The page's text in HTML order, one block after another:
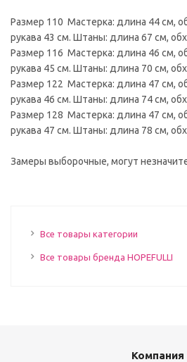
Размер 110 Мастерка: длина 44 см,
рукава 43 см. Штаны: длина 67 см,
Размер 116 Мастерка: длина 46 см,
рукава 45 см. Штаны: длина 70 см,
Размер 122 Мастерка: длина 47 см,
рукава 46 см. Штаны: длина 74 см,
Размер 128 Мастерка: длина 47 см,
рукава 47 см. Штаны: длина 78 см,
Замеры выборочные, могут
Все товары категории
Все товары бренда HOPEFULLI
Компания